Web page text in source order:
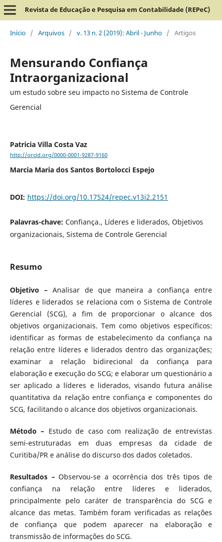
Revista de Educação e Pesquisa em Contabilidade (REPeC)
Início / Arquivos / v. 13 n. 2 (2019): Abril - Junho / Artigos
Mensurando Confiança
Intraorganizacional
um estudo sobre seu impacto no Sistema de Controle
Gerencial
Patricia Villa Costa Vaz
http://orcid.org/0000-0001-9287-9160
Marcia Maria dos Santos Bortolocci Espejo
DOI: https://doi.org/10.17524/repec.v13i2.2151
Palavras-chave: Confiança., Líderes e liderados, Objetivos
organizacionais, Sistema de Controle Gerencial
Resumo
Objetivo – Analisar de que maneira a confiança entre
líderes e liderados se relaciona com o Sistema de Controle
Gerencial (SCG), a fim de proporcionar o alcance dos
objetivos organizacionais. Tem como objetivos específicos:
identificar as formas de estabelecimento da confiança na
relação entre líderes e liderados dentro das organizações;
examinar a relação bidirecional da confiança para
elaboração e execução do SCG; e elaborar um questionário a
ser aplicado a líderes e liderados, visando futura análise
quantitativa da relação entre confiança e componentes do
SCG, facilitando o alcance dos objetivos organizacionais.
Método – Estudo de caso com realização de entrevistas
semi-estruturadas em duas empresas da cidade de
Curitiba/PR e análise do discurso dos dados coletados.
Resultados –Observou-se a ocorrência dos três tipos de
confiança na relação entre líderes e liderados,
principalmente pelo caráter de transparência do SCG e
alcance das metas. Também foram verificadas as relações
de confiança que podem aparecer na elaboração e
transmissão de informações do SCG.